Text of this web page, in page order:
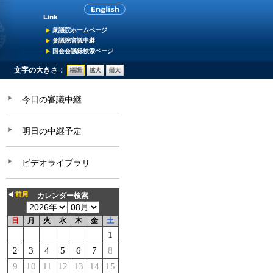
衆議院ホームページ
参議院審議中継
国会会議録検索ページ
文字の大きさ：
今日の審議中継
明日の中継予定
ビデオライブラリ
カレンダー検索
日 月 火 水 木 金 土
1
2
3 4 5 6 7
8
9
10 11 12 13 14
15